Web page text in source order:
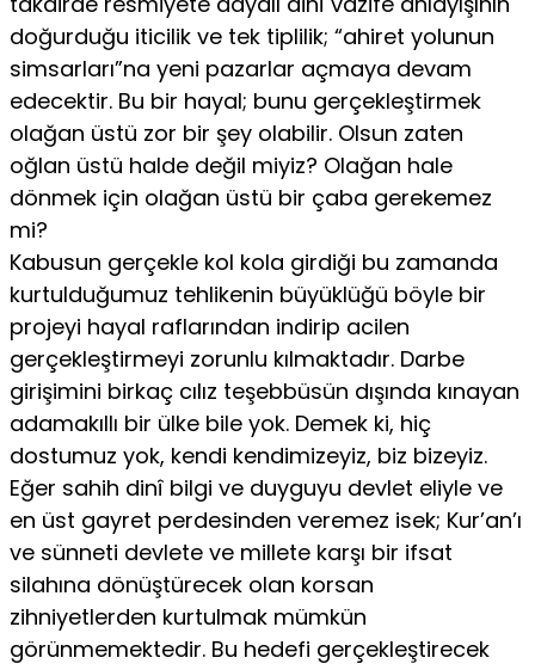
doğurduğu iticilik ve tek tiplilik; “ahiret yolunun
simsarları”na yeni pazarlar açmaya devam
edecektir. Bu bir hayal; bunu gerçekleştirmek
olağan üstü zor bir şey olabilir. Olsun zaten
oğlan üstü halde değil miyiz? Olağan hale
dönmek için olağan üstü bir çaba gerekemez
mi?
Kabusun gerçekle kol kola girdiği bu zamanda
kurtulduğumuz tehlikenin büyüklüğü böyle bir
projeyi hayal raflarından indirip acilen
gerçekleştirmeyi zorunlu kılmaktadır. Darbe
girişimini birkaç cılız teşebbüsün dışında kınayan
adamakıllı bir ülke bile yok. Demek ki, hiç
dostumuz yok, kendi kendimizeyiz, biz bizeyiz.
Eğer sahih dinî bilgi ve duyguyu devlet eliyle ve
en üst gayret perdesinden veremez isek; Kur’an’ı
ve sünneti devlete ve millete karşı bir ifsat
silahına dönüştürecek olan korsan
zihniyetlerden kurtulmak mümkün
görünmemektedir. Bu hedefi gerçekleştirecek